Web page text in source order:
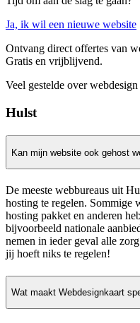
Ja, ik wil een nieuwe website
Ontvang direct offertes van
Gratis en vrijblijvend.
Veel gestelde over webdesign
Hulst
Kan mijn website ook gehost
De meeste webbureaus uit
hosting te regelen. Sommige
hosting pakket en anderen
bijvoorbeeld nationale
nemen in ieder geval alle
jij hoeft niks te regelen!
Wat maakt Webdesignkaart